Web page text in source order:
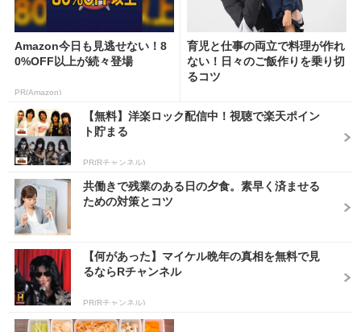
Amazon今日も見逃せない！8
0%OFF以上が続々登場
PR(Amazon)
育児と仕事の両立で料理が作れ
ない！日々のご飯作りを乗り切
るコツ
【無料】洋楽ロック配信中！視聴で楽天ポイン
ト貯まる
PR(Rチャンネル)
共働きで残業のある日の夕食。素早く済ませる
ための対策とコツ
【何があった】マイケル晩年の真相を無料で見
るならRチャンネル
PR(Rチャンネル)